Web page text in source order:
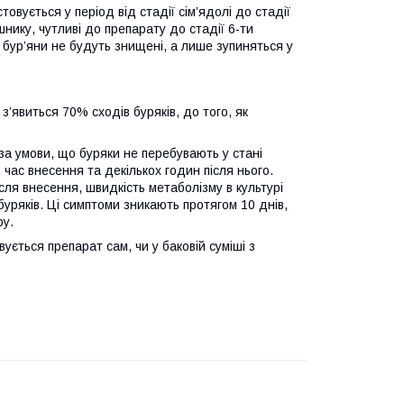
у період від стадії сім’ядолі до стадії
чутливі до препарату до стадії 6-ти
не будуть знищені, а лише зупиняться у
70% сходів буряків, до того, як
умови, що буряки не перебувають у стані
внесення та декількох годин після нього.
внесення, швидкість метаболізму в культурі
Ці симптоми зникають протягом 10 днів,
препарат сам, чи у баковій суміші з